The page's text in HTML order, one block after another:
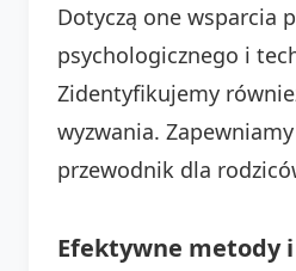
Dotyczą one wsparcia
psychologicznego i
Zidentyfikujemy
wyzwania.
przewodnik dla
Efektywne metody